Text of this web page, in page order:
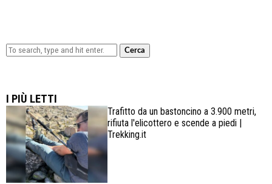
Cerca
I PIÙ LETTI
Trafitto da un bastoncino a 3.900 metri,
rifiuta l'elicottero e scende a piedi |
Trekking.it